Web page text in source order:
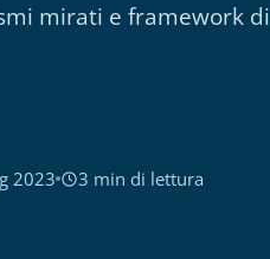
mirati e framework
2023 3 min di lettura